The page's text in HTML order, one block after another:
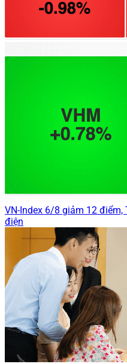
VN-Index 6/8 giảm 12 điểm,
điện